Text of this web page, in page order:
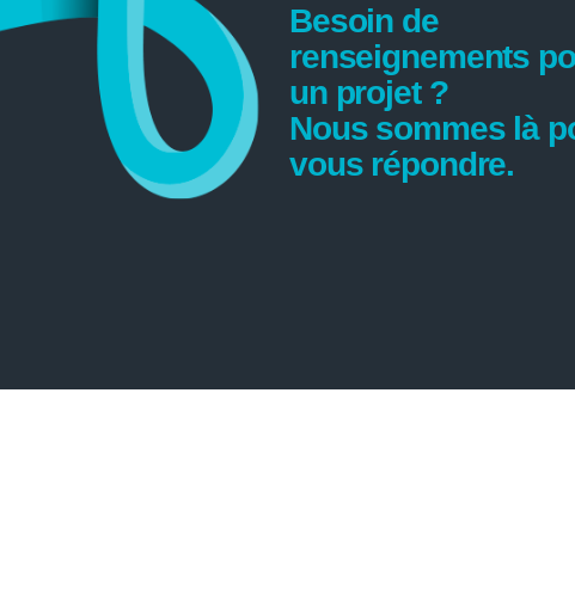
Besoin de
renseignements
un projet ?
Nous sommes là
vous répondre.